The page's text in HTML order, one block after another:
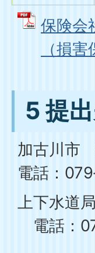
保険会
（損
5 提
加古川市
電話：
上下水道
電話：